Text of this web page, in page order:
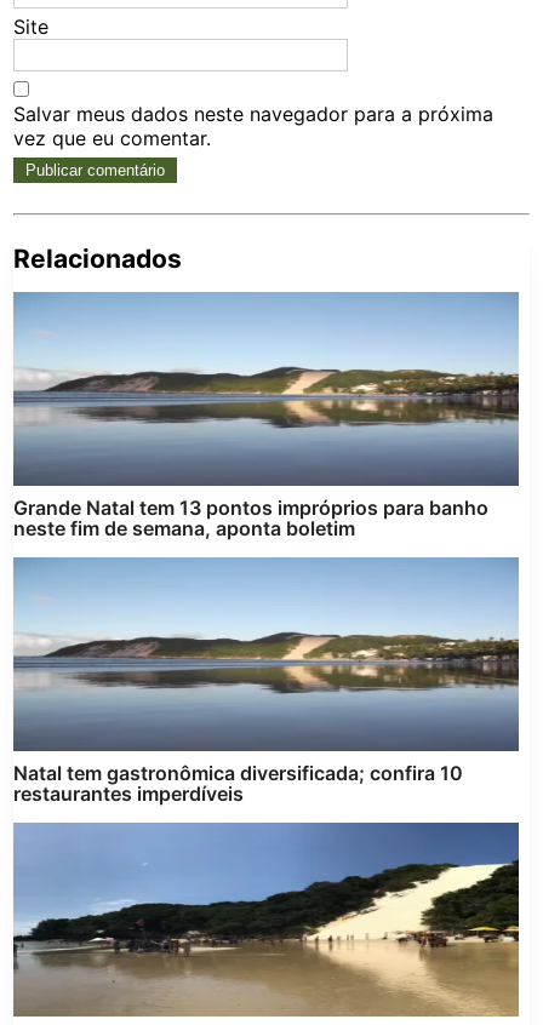
Site
Salvar meus dados neste navegador para a próxima
vez que eu comentar.
Relacionados
Grande Natal tem 13 pontos impróprios para banho
neste fim de semana, aponta boletim
Natal tem gastronômica diversificada; confira 10
restaurantes imperdíveis